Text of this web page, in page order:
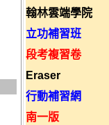
翰林雲端學院
立功補習班
段考複習卷
Eraser
行動補習網
南一版